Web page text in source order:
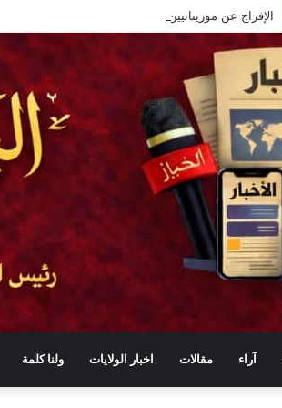
آراء مقالات اخبار الولايات ولنا كلمة